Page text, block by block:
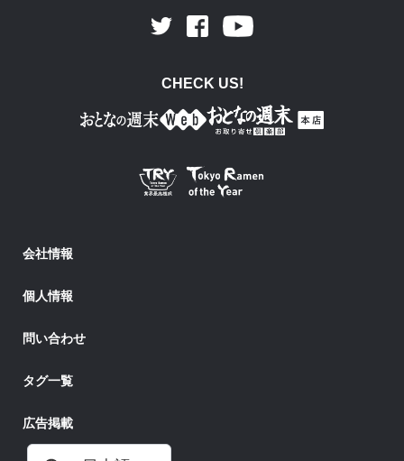
Twitter Facebook
CHECK US!
会社情報
個人情報
問い合わせ
タグ一覧
広告掲載